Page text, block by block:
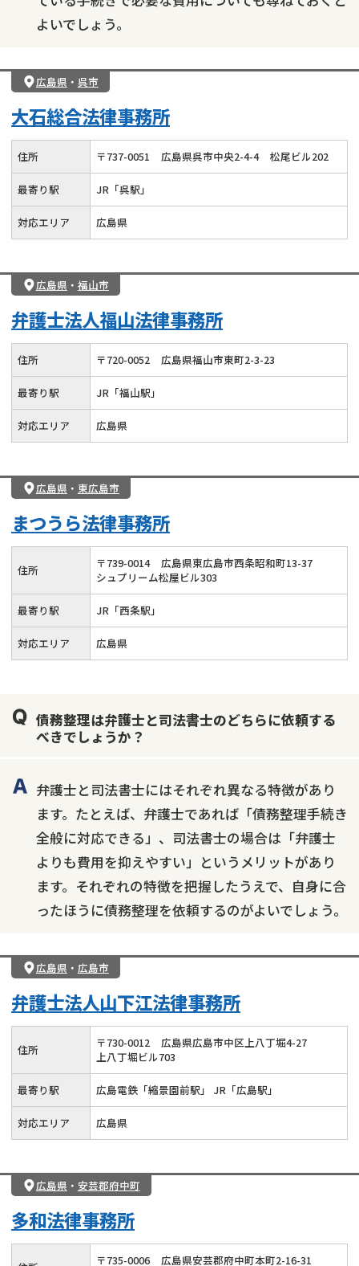
よいでしょう。
広島県 ・ 呉市
大石総合法律事務所
住所 〒737-0051 広島県呉市中央2-4-4 松尾ビル202
最寄り駅 JR「呉駅」
対応エリア 広島県
広島県 ・ 福山市
弁護士法人福山法律事務所
住所 〒720-0052 広島県福山市東町2-3-23
最寄り駅 JR「福山駅」
対応エリア 広島県
広島県 ・ 東広島市
まつうら法律事務所
住所 〒739-0014
広島県東広島市西条昭和町13-37
シュプリーム松屋ビル303
最寄り駅 JR「西条駅」
対応エリア 広島県
債務整理は弁護士と司法書士のどちらに依頼する
べきでしょうか？
弁護士と司法書士にはそれぞれ異なる特徴があり
ます。たとえば、弁護士であれば「債務整理手続き
全般に対応できる」、司法書士の場合は「弁護士
よりも費用を抑えやすい」というメリットがあり
ます。それぞれの特徴を把握したうえで、自身に合
ったほうに債務整理を依頼するのがよいでしょう。
広島県 ・ 広島市
弁護士法人山下江法律事務所
住所 〒730-0012
広島県広島市中区上八丁堀4-27
上八丁堀ビル703
最寄り駅 広島電鉄「縮景園前駅」 JR「広島駅」
対応エリア 広島県
広島県 ・ 安芸郡府中町
多和法律事務所
〒735-0006
広島県安芸郡府中町本町2-16-31